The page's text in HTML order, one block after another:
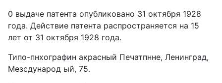
0 выдаче патента опубликовано З1 октября 1928
года. Действие патента распространяется на 15
лет от 31 октября 1928 года.
Типо-пнхографин акрасный Печатпнне, Ленинград,
Мезсдународ ый, 75.